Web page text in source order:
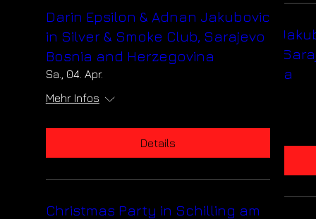
Darin Epsilon & Adnan
in Silver & Smoke Club,
Bosnia and Herzegovina
Details
Darin Epsilon & Adnan Jakubovic
in Silver & Smoke Club, Sarajevo
Bosnia and Herzegovina
Sa., 04. Apr.
Mehr Infos
Details
Christmas Party in Schilling am